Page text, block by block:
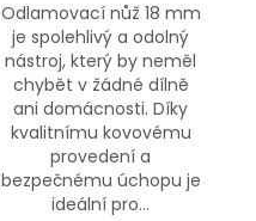
Odlamovací nůž 18 mm
je spolehlivý a odolný
nástroj, který by neměl
chybět v žádné dílně
ani domácnosti. Díky
kvalitnímu kovovému
provedení a
bezpečnému úchopu je
ideální pro...